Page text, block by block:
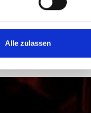
Alle zulassen